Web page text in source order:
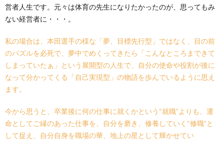
営者人生です。元々は体育の先生になりたかったのが、思ってもみ
ない経営者に・・・。
私の場合は、本田選手の様な「夢、目標先行型」ではなく、目の前
のパズルを必死で、夢中でめくってきたら「こんなところまできて
しまっていたぁ」という展開型の人生で、自分の使命や役割が後に
なって分かってくる「自己実現型」の物語を歩んでいるように思え
ます。
今から思うと、卒業後に何の仕事に就くかという“就職”よりも、運
命としてご縁のあった仕事を、自分を磨き、修養していく“修職”と
して捉え、自分自身を職場の華、地上の星として輝かせてい